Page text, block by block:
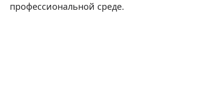
профессиональной среде.